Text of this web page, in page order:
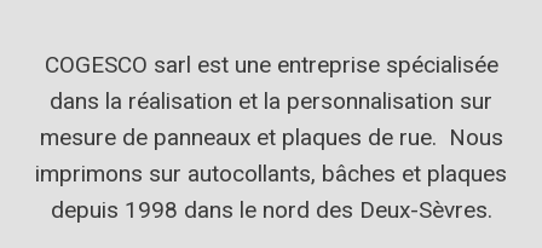
COGESCO sarl est une entreprise spécialisée
dans la réalisation et la personnalisation sur
mesure de panneaux et plaques de rue. Nous
imprimons sur autocollants, bâches et plaques
depuis 1998 dans le nord des Deux-Sèvres.